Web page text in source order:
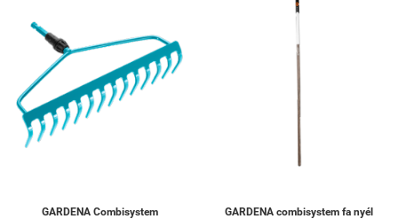
GARDENA Combisystem GARDENA combisystem fa nyél